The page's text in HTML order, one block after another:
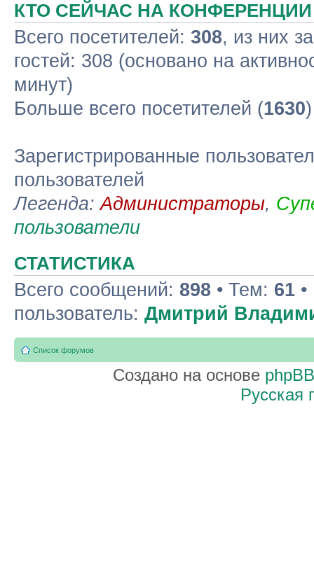
КТО СЕЙЧАС НА КОНФЕРЕНЦИИ
Всего посетителей: 308, из них
гостей: 308 (основано на
минут)
Больше всего посетителей (1630
Зарегистрированные
пользователей
Легенда:Администраторы,
пользователи
СТАТИСТИКА
Всего сообщений: 898 • Тем: 61
пользователь: Дмитрий
Список форумов
Создано на основе phpBB
Русская